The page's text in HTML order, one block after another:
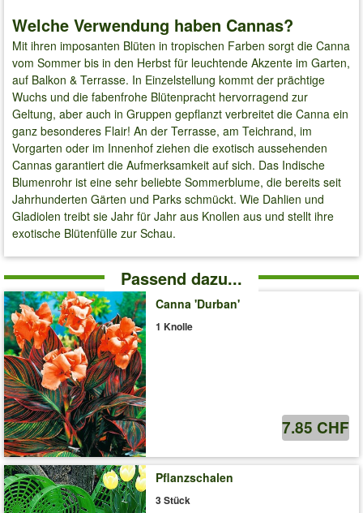
Welche Verwendung haben Cannas?
Mit ihren imposanten Blüten in tropischen Farben sorgt die Canna
vom Sommer bis in den Herbst für leuchtende Akzente im Garten,
auf Balkon & Terrasse. In Einzelstellung kommt der prächtige
Wuchs und die fabenfrohe Blütenpracht hervorragend zur
Geltung, aber auch in Gruppen gepflanzt verbreitet die Canna ein
ganz besonderes Flair! An der Terrasse, am Teichrand, im
Vorgarten oder im Innenhof ziehen die exotisch aussehenden
Cannas garantiert die Aufmerksamkeit auf sich. Das Indische
Blumenrohr ist eine sehr beliebte Sommerblume, die bereits seit
Jahrhunderten Gärten und Parks schmückt. Wie Dahlien und
Gladiolen treibt sie Jahr für Jahr aus Knollen aus und stellt ihre
exotische Blütenfülle zur Schau.
Passend dazu...
Canna 'Durban'
1 Knolle
7.85 CHF
Pflanzschalen
3 Stück